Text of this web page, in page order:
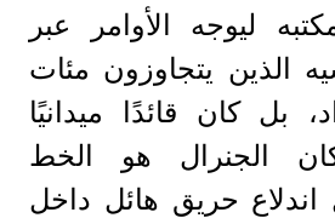
ليوجه الأوامر عبر
الذين يتجاوزون مئات
بل كان قائدًا ميدانيًا
الجنرال هو الخط
اندلاع حريق هائل داخل